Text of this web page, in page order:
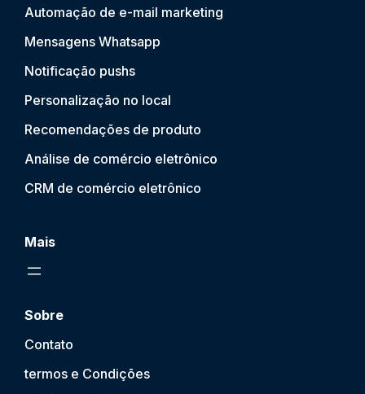
Automação de e-mail marketing
Mensagens Whatsapp
Notificação pushs
Personalização no local
Recomendações de produto
Análise de comércio eletrônico
CRM de comércio eletrônico
Mais
Sobre
Contato
termos e Condições